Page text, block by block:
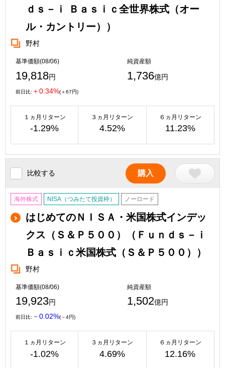
ｄｓ－ｉ Ｂａｓｉｃ全世界株式（オー
ル・カントリー））
野村
基準価額(08/06)
19,818円
純資産額
1,736億円
前日比: ＋0.34%(＋67円)
１ヵ月リターン
-1.29%
３ヵ月リターン
4.52%
６ヵ月リターン
11.23%
比較する 購入
海外株式 NISA（つみたて投資枠） ノーロード
はじめてのＮＩＳＡ・米国株式インデッ
クス（Ｓ＆Ｐ５００）（Ｆｕｎｄｓ－ｉ
Ｂａｓｉｃ米国株式（Ｓ＆Ｐ５００））
野村
基準価額(08/06)
19,923円
純資産額
1,502億円
前日比: －0.02%(－4円)
１ヵ月リターン
-1.02%
３ヵ月リターン
4.69%
６ヵ月リターン
12.16%